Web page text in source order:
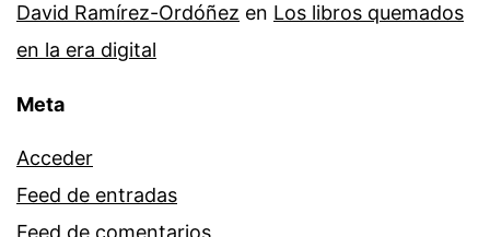
David Ramírez-Ordóñez en Los libros quemados
en la era digital
Meta
Acceder
Feed de entradas